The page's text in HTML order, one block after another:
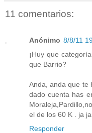
11 comentarios:
Anónimo 8/8/11
¡Huy que
que Barrio?
Anda, anda que te
dado cuenta has
el de los 60 K . ja
Responder